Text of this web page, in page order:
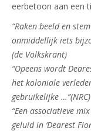
eerbetoon aan een
“Raken beeld en
onmiddellijk iets
(de Volkskrant)
“Opeens wordt
het koloniale
gebruikelijke …”(NRC)
“Een associatieve
geluid in ‘Dearest